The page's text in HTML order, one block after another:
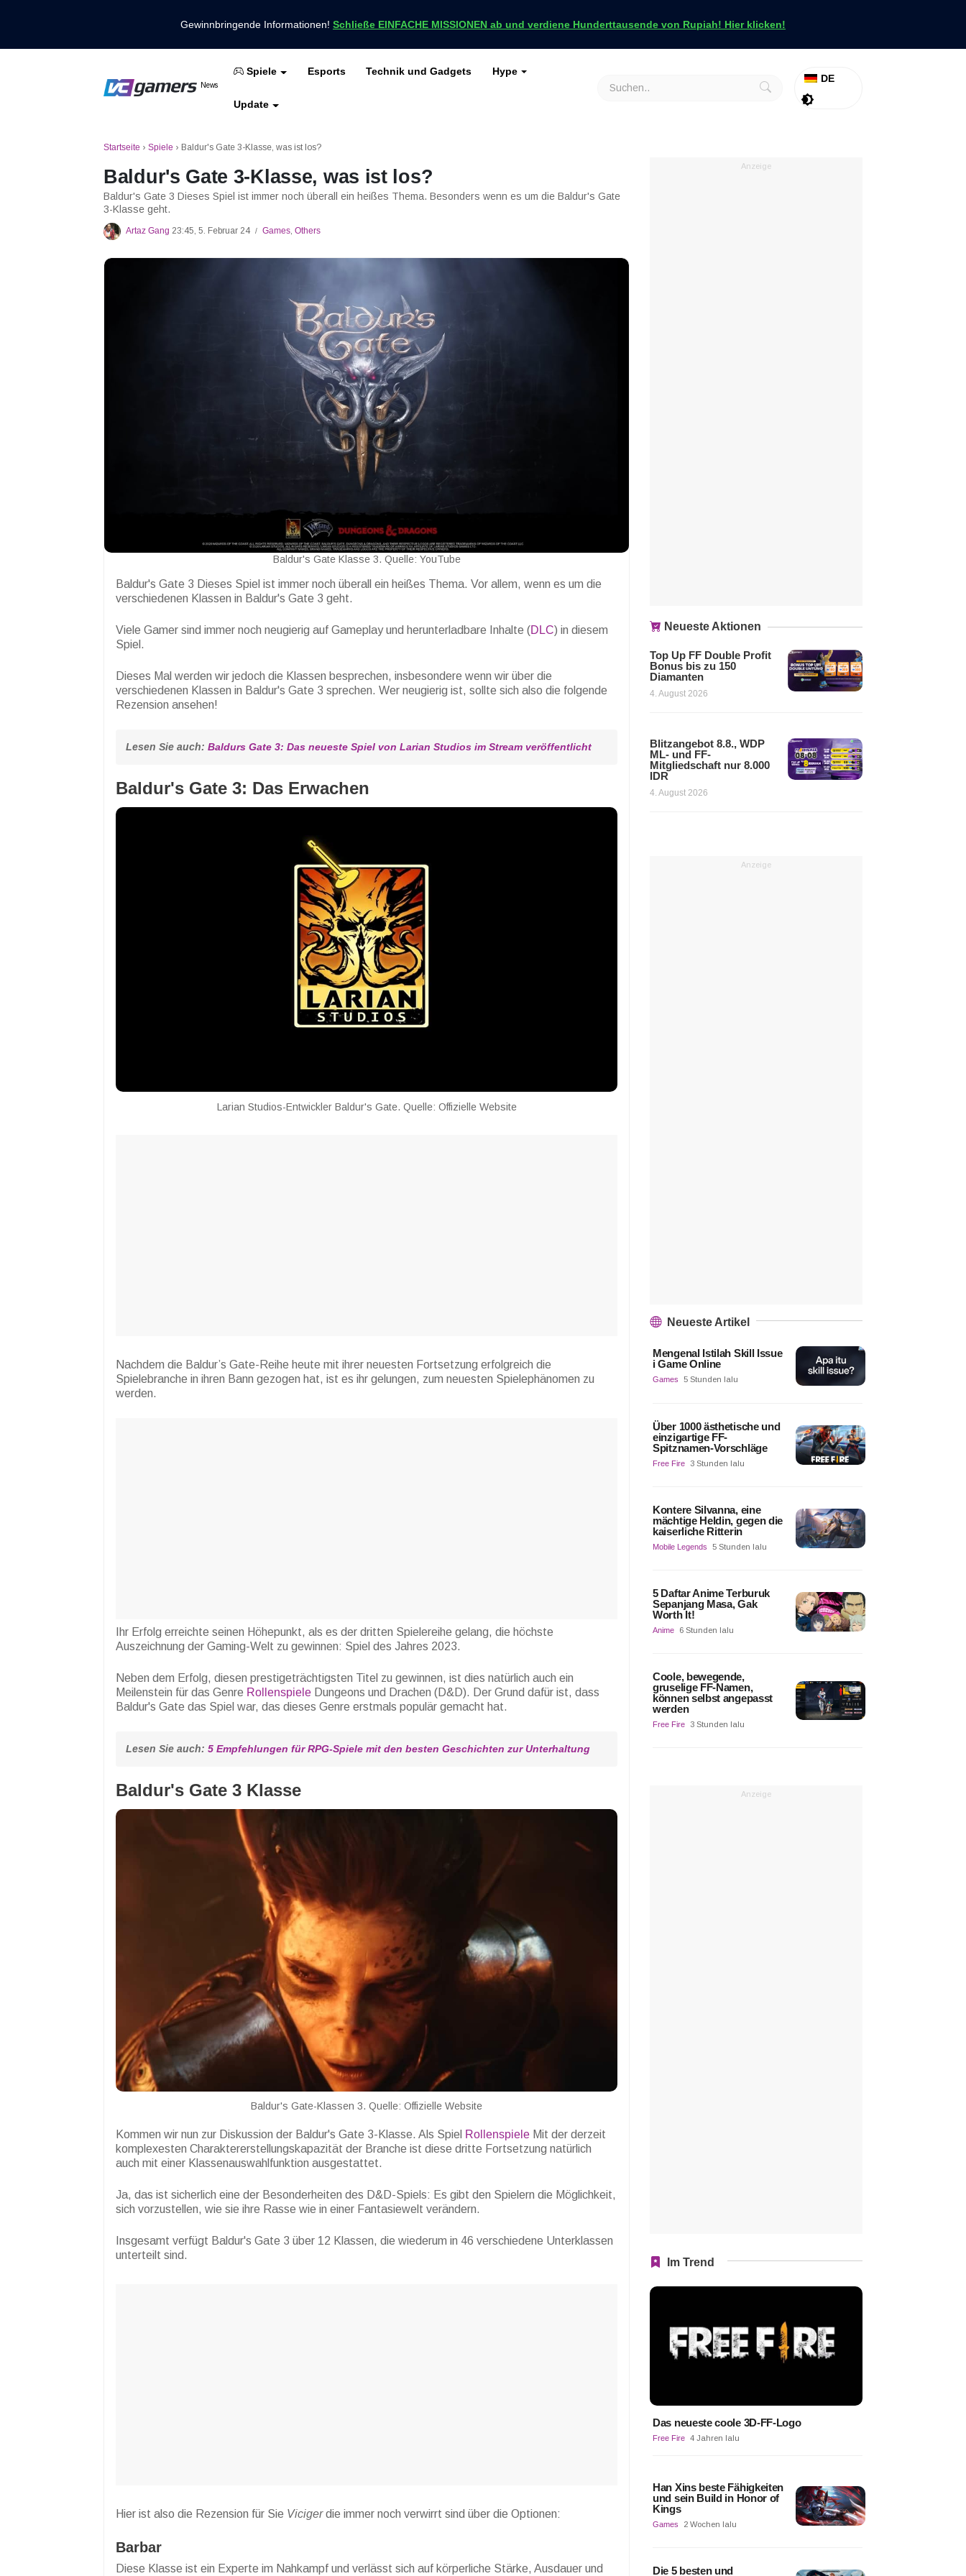
Gewinnbringende Informationen! Schließe EINFACHE MISSIONEN ab und verdiene Hunderttausende von Rupiah! Hier klicken!
VCGamers-Neuigkeiten
News
Holen Sie sich die neuesten Spielnachrichten nur bei VCGamers
Spiele Esports Technik und Gadgets Hype
Update
DE
Freies Feuer
Startseite › Spiele › Baldur's Gate 3-Klasse, was ist los?
Baldur's Gate 3-Klasse, was ist los?
Baldur's Gate 3 Dieses Spiel ist immer noch überall ein heißes Thema. Besonders wenn es um die Baldur's Gate
3-Klasse geht.
Artaz Gang 23:45, 5. Februar 24 / Games, Others
Baldur's Gate Klasse 3. Quelle: YouTube
Baldur's Gate 3 Dieses Spiel ist immer noch überall ein heißes Thema. Vor allem, wenn es um die
verschiedenen Klassen in Baldur's Gate 3 geht.
Viele Gamer sind immer noch neugierig auf Gameplay und herunterladbare Inhalte (DLC) in diesem
Spiel.
Dieses Mal werden wir jedoch die Klassen besprechen, insbesondere wenn wir über die
verschiedenen Klassen in Baldur's Gate 3 sprechen. Wer neugierig ist, sollte sich also die folgende
Rezension ansehen!
Lesen Sie auch: Baldurs Gate 3: Das neueste Spiel von Larian Studios im Stream veröffentlicht
Baldur's Gate 3: Das Erwachen
Larian Studios-Entwickler Baldur's Gate. Quelle: Offizielle Website
Nachdem die Baldur’s Gate-Reihe heute mit ihrer neuesten Fortsetzung erfolgreich die
Spielebranche in ihren Bann gezogen hat, ist es ihr gelungen, zum neuesten Spielephänomen zu
werden.
Ihr Erfolg erreichte seinen Höhepunkt, als es der dritten Spielereihe gelang, die höchste
Auszeichnung der Gaming-Welt zu gewinnen: Spiel des Jahres 2023.
Neben dem Erfolg, diesen prestigeträchtigsten Titel zu gewinnen, ist dies natürlich auch ein
Meilenstein für das Genre Rollenspiele Dungeons und Drachen (D&D). Der Grund dafür ist, dass
Baldur's Gate das Spiel war, das dieses Genre erstmals populär gemacht hat.
Lesen Sie auch: 5 Empfehlungen für RPG-Spiele mit den besten Geschichten zur Unterhaltung
Baldur's Gate 3 Klasse
Baldur's Gate-Klassen 3. Quelle: Offizielle Website
Kommen wir nun zur Diskussion der Baldur's Gate 3-Klasse. Als Spiel Rollenspiele Mit der derzeit
komplexesten Charaktererstellungskapazität der Branche ist diese dritte Fortsetzung natürlich
auch mit einer Klassenauswahlfunktion ausgestattet.
Ja, das ist sicherlich eine der Besonderheiten des D&D-Spiels: Es gibt den Spielern die Möglichkeit,
sich vorzustellen, wie sie ihre Rasse wie in einer Fantasiewelt verändern.
Insgesamt verfügt Baldur's Gate 3 über 12 Klassen, die wiederum in 46 verschiedene Unterklassen
unterteilt sind.
Hier ist also die Rezension für Sie Vicigerdie immer noch verwirrt sind über die Optionen:
Barbar
Diese Klasse ist ein Experte im Nahkampf und verlässt sich auf körperliche Stärke, Ausdauer und
Anzeige
Neueste Aktionen
Top Up FF Double Profit
Bonus bis zu 150
Diamanten
4. August 2026
Blitzangebot 8.8., WDP
ML- und FF-
Mitgliedschaft nur 8.000
IDR
4. August 2026
Anzeige
Neueste Artikel
Mengenal Istilah Skill Issue
i Game Online
Games 5 Stunden lalu
Über 1000 ästhetische und
einzigartige FF-
Spitznamen-Vorschläge
Free Fire 3 Stunden lalu
Kontere Silvanna, eine
mächtige Heldin, gegen die
kaiserliche Ritterin
Mobile Legends 5 Stunden lalu
5 Daftar Anime Terburuk
Sepanjang Masa, Gak
Worth It!
Anime 6 Stunden lalu
Coole, bewegende,
gruselige FF-Namen,
können selbst angepasst
werden
Free Fire 3 Stunden lalu
Anzeige
Im Trend
Das neueste coole 3D-FF-Logo
Free Fire 4 Jahren lalu
Han Xins beste Fähigkeiten
und sein Build in Honor of
Kings
Games 2 Wochen lalu
Die 5 besten und